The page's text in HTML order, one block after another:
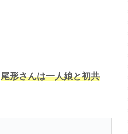
尾形さんは一人娘と初共